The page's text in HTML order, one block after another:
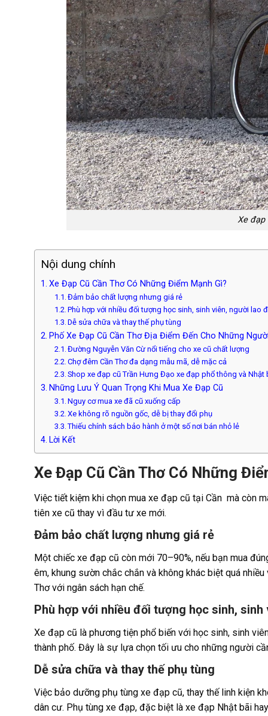
Xe đạp
Nội dung chính
Xe Đạp Cũ Cần Thơ Có Những Điểm Mạnh Gì?
Đảm bảo chất lượng nhưng giá rẻ
Phù hợp với nhiều đối tượng học sinh, sinh viên, người lao
Dễ sửa chữa và thay thế phụ tùng
Phố Xe Đạp Cũ Cần Thơ Địa Điểm Đến Cho Những
Đường Nguyễn Văn Cừ nổi tiếng cho xe cũ chất lượng
Chợ đêm Cần Thơ đa dạng mẫu mã, dễ mặc cả
Shop xe đạp cũ Trần Hưng Đạo xe đạp phổ thông và Nhật
Những Lưu Ý Quan Trọng Khi Mua Xe Đạp Cũ
Nguy cơ mua xe đã cũ xuống cấp
Xe không rõ nguồn gốc, dễ bị thay đổi phụ
Thiếu chính sách bảo hành ở một số nơi bán nhỏ lẻ
Lời Kết
Xe Đạp Cũ Cần Thơ Có Những
Việc tiết kiệm khi chọn mua xe đạp cũ tại Cần mà còn
tiên xe cũ thay vì đầu tư xe mới.
Đảm bảo chất lượng nhưng giá rẻ
Một chiếc xe đạp cũ còn mới 70–90%, nếu bạn mua
êm, khung sườn chắc chắn và không khác biệt quá
Thơ với ngân sách hạn chế.
Phù hợp với nhiều đối tượng học sinh,
Xe đạp cũ là phương tiện phổ biến với học sinh, sinh
thành phố. Đây là sự lựa chọn tối ưu cho những người
Dễ sửa chữa và thay thế phụ tùng
Việc bảo dưỡng phụ tùng xe đạp cũ, thay thế linh kiện
dân cư. Phụ tùng xe đạp, đặc biệt là xe đạp Nhật bãi